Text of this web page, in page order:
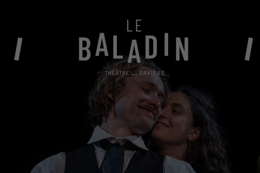
BILLETTERIE
Abonnements 2026-27
Conditions générales de vente
Billetterie en ligne